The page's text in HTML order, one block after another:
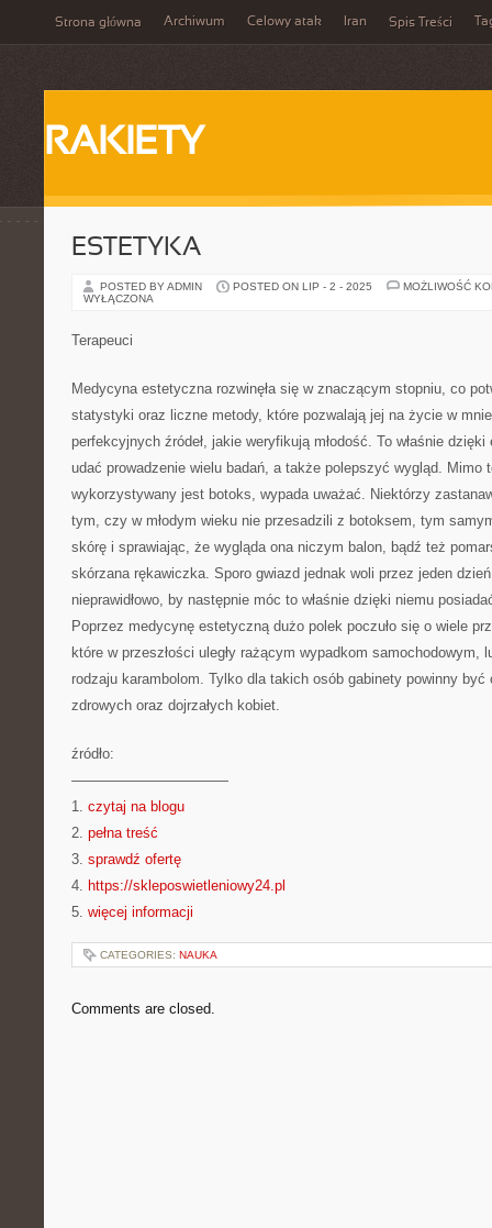
Strona główna Archiwum Celowy atak Iran Spis Treści
RAKIETY
ESTETYKA
POSTED BY ADMIN POSTED ON LIP - 2 - 2025
MOŻLIWOŚĆ
WYŁĄCZONA
Terapeuci
Medycyna estetyczna rozwinęła się w znaczącym stopniu, co
statystyki oraz liczne metody, które pozwalają jej na życie w
perfekcyjnych źródeł, jakie weryfikują młodość. To właśnie
udać prowadzenie wielu badań, a także polepszyć wygląd. Mimo
wykorzystywany jest botoks, wypada uważać. Niektórzy
tym, czy w młodym wieku nie przesadzili z botoksem, tym
skórę i sprawiając, że wygląda ona niczym balon, bądź też
skórzana rękawiczka. Sporo gwiazd jednak woli przez jeden
nieprawidłowo, by następnie móc to właśnie dzięki niemu
Poprzez medycynę estetyczną dużo polek poczuło się o wiele
które w przeszłości uległy rażącym wypadkom samochodowym,
rodzaju karambolom. Tylko dla takich osób gabinety powinny być
zdrowych oraz dojrzałych kobiet.
źródło:
———————————
1. czytaj na blogu
2. pełna treść
3. sprawdź ofertę
4. https://skleposwietleniowy24.pl
5. więcej informacji
CATEGORIES: NAUKA
Comments are closed.